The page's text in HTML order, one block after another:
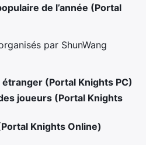
de l’année (Portal
par ShunWang
(Portal Knights PC)
joueurs (Portal Knights
Knights Online)